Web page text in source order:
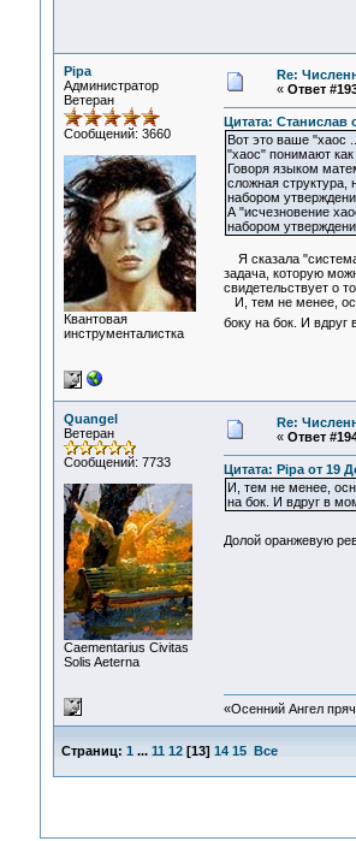
Pipa
Администратор
Ветеран
Сообщений: 3660
Квантовая
инструменталистка
Re:
« Ответ
Цитата: Станислав
Вот это ваше "хаос
"хаос" понимают
Говоря языком
сложная
набором
А "исчезновение
набором
Я сказала
задача, которую
свидетельствует о
И, тем не менее,
боку на бок. И
Quangel
Ветеран
Сообщений: 7733
Сaementarius Civitas
Solis Aeterna
Re:
« Ответ
Цитата: Pipa от 19
И, тем не менее,
на бок. И вдруг в
Долой оранжевую
«Осенний Ангел
Страниц: 1 ... 11 12[13] 14 15 Все